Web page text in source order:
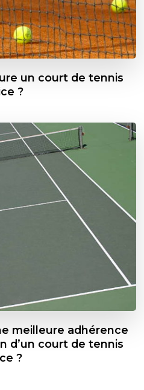
un court de tennis
?
meilleure adhérence
d’un court de tennis
?